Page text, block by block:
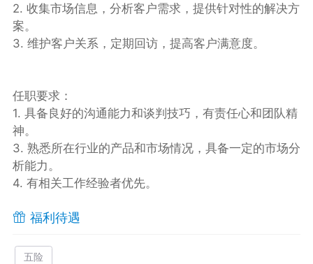
2. 收集市场信息，分析客户需求，提供针对性的解决方
案。
3. 维护客户关系，定期回访，提高客户满意度。
任职要求：
1. 具备良好的沟通能力和谈判技巧，有责任心和团队精
神。
3. 熟悉所在行业的产品和市场情况，具备一定的市场分
析能力。
4. 有相关工作经验者优先。
福利待遇
五险